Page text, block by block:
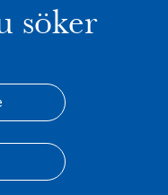
söker